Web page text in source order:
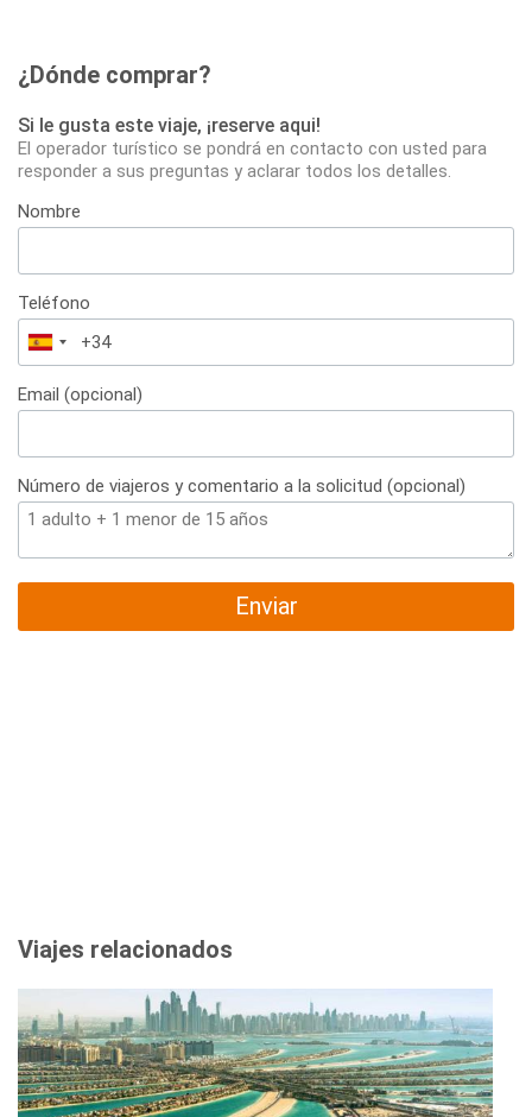
¿Dónde comprar?
Si le gusta este viaje, ¡reserve aqui!
El operador turístico se pondrá en contacto con usted para
responder a sus preguntas y aclarar todos los detalles.
Nombre
Teléfono
España
+34
Email (opcional)
Número de viajeros y comentario a la solicitud (opcional)
Enviar
Viajes relacionados